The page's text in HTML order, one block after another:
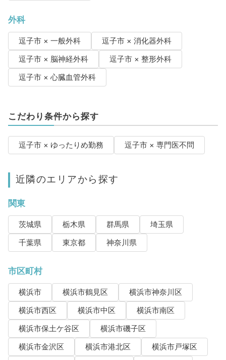
外科
逗子市 × 一般外科
逗子市 × 消化器外科
逗子市 × 脳神経外科
逗子市 × 整形外科
逗子市 × 心臓血管外科
こだわり条件から探す
逗子市 × ゆったりめ勤務 逗子市 × 専門医不問
近隣のエリアから探す
関東
茨城県 栃木県 群馬県
埼玉県
千葉県
東京都 神奈川県
市区町村
横浜市 横浜市鶴見区
横浜市神奈川区
横浜市西区
横浜市中区
横浜市南区
横浜市保土ケ谷区
横浜市磯子区
横浜市金沢区
横浜市港北区
横浜市戸塚区